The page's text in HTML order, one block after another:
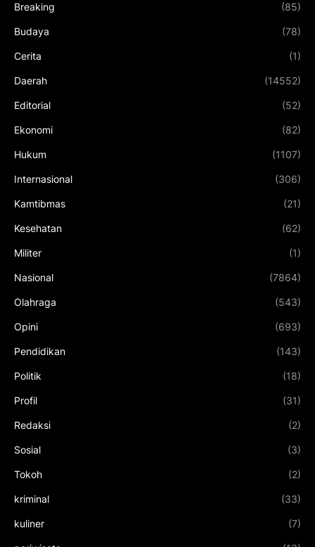
Breaking (85)
Budaya (78)
Cerita (1)
Daerah (14552)
Editorial (52)
Ekonomi (82)
Hukum (1107)
Internasional (306)
Kamtibmas (21)
Kesehatan (62)
Militer (1)
Nasional (7864)
Olahraga (543)
Opini (693)
Pendidikan (143)
Politik (18)
Profil (31)
Redaksi (2)
Sosial (3)
Tokoh (2)
kriminal (33)
kuliner (7)